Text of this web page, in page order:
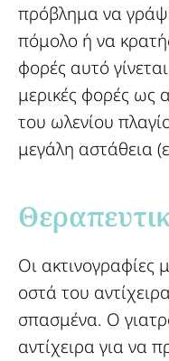
πρόβλημα να
πόμολο ή να
φορές αυτό
μερικές φορές ως
του ωλενίου
μεγάλη αστάθεια
Οι ακτινογραφίες
οστά του
σπασμένα. Ο
αντίχειρα για να